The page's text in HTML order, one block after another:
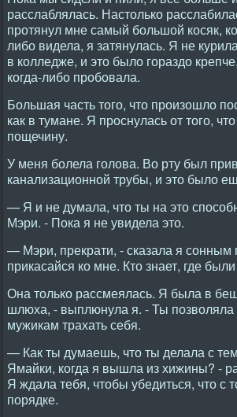
расслаблялась. Настолько
протянул мне самый большой косяк,
либо видела, я затянулась. Я не
в колледже, и это было гораздо
когда-либо пробовала.
Большая часть того, что произошло
как в тумане. Я проснулась от того,
пощечину.
У меня болела голова. Во рту был
канализационной трубы, и это было
— Я и не думала, что ты на это
Мэри. - Пока я не увидела это.
— Мэри, прекрати, - сказала я сонным
прикасайся ко мне. Кто знает, где
Она только рассмеялась. Я была в
шлюха, - выплюнула я. - Ты позволяла
мужикам трахать себя.
— Как ты думаешь, что ты делала с
Ямайки, когда я вышла из хижины? -
Я ждала тебя, чтобы убедиться, что с
порядке.